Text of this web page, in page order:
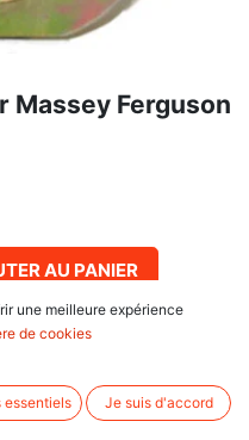
Massey Ferguson
AU PANIER
une meilleure expérience
de cookies
essentiels Je suis d'accord